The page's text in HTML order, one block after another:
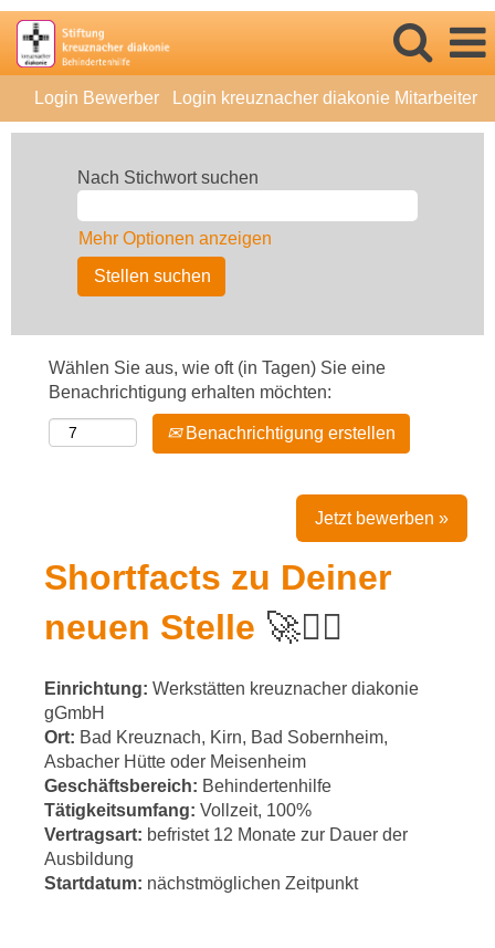
Login Bewerber Login kreuznacher diakonie Mitarbeiter
Nach Stichwort suchen
Mehr Optionen anzeigen
Wählen Sie aus, wie oft (in Tagen) Sie eine
Benachrichtigung erhalten möchten:
Benachrichtigung erstellen
Jetzt bewerben »
Shortfacts zu Deiner
neuen Stelle 🚀✍🏻
Einrichtung: Werkstätten kreuznacher diakonie
gGmbH
Ort: Bad Kreuznach, Kirn, Bad Sobernheim,
Asbacher Hütte oder Meisenheim
Geschäftsbereich: Behindertenhilfe
Tätigkeitsumfang: Vollzeit, 100%
Vertragsart: befristet 12 Monate zur Dauer der
Ausbildung
Startdatum: nächstmöglichen Zeitpunkt